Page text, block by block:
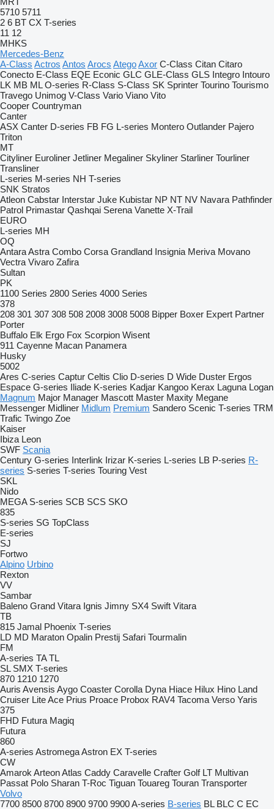
5710 5711
2 6 BT CX T-series
11 12
MHKS
Mercedes-Benz
A-Class Actros Antos Arocs AtegoAxor C-Class Citan Citaro
Conecto E-Class EQE Econic GLC GLE-Class GLS Integro Intouro
LK MB ML O-series R-Class S-Class SK Sprinter Tourino Tourismo
Travego Unimog V-Class Vario Viano Vito
Cooper Countryman
Canter
ASX Canter D-series FB FG L-series Montero Outlander Pajero
Triton
MT
Cityliner Euroliner Jetliner Megaliner Skyliner Starliner Tourliner
Transliner
L-series M-series NH T-series
SNK Stratos
Atleon Cabstar Interstar Juke Kubistar NP NT NV Navara Pathfinder
Patrol Primastar Qashqai Serena Vanette X-Trail
EURO
L-series MH
OQ
AntaraAstra Combo Corsa Grandland Insignia Meriva Movano
Vectra Vivaro Zafira
Sultan
PK
1100 Series 2800 Series 4000 Series
378
208 301 307 308 508 2008 3008 5008 Bipper Boxer Expert Partner
Porter
Buffalo Elk Ergo Fox Scorpion Wisent
911 Cayenne Macan Panamera
Husky
5002
Ares C-series Captur Celtis Clio D-series D Wide Duster Ergos
Espace G-series Iliade K-series Kadjar Kangoo Kerax Laguna Logan
Magnum Major Manager Mascott Master Maxity Megane
Messenger Midliner Midlum Premium Sandero Scenic T-series TRM
Trafic Twingo Zoe
Kaiser
Ibiza Leon
SWF Scania
Century G-series Interlink Irizar K-series L-series LB P-series R-
series S-series T-series Touring Vest
SKL
Nido
MEGA S-series SCB SCS SKO
835
S-series SG TopClass
E-series
SJ
Fortwo
Alpino Urbino
Rexton
VV
Sambar
Baleno Grand Vitara Ignis Jimny SX4 Swift Vitara
TB
815 Jamal Phoenix T-series
LD MD Maraton Opalin Prestij Safari Tourmalin
FM
A-series TA TL
SL SMX T-series
870 1210 1270
Auris Avensis Aygo Coaster Corolla Dyna Hiace Hilux Hino Land
Cruiser Lite Ace Prius Proace Probox RAV4 Tacoma Verso Yaris
375
FHD Futura Magiq
Futura
860
A-series AstromegaAstron EX T-series
CW
Amarok ArteonAtlas Caddy Caravelle Crafter Golf LT Multivan
Passat Polo Sharan T-Roc Tiguan Touareg Touran Transporter
Volvo
7700 8500 8700 8900 9700 9900A-series B-series BL BLC C EC